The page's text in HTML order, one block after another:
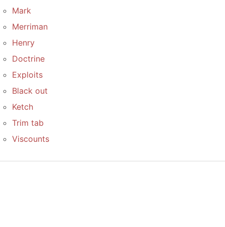
Mark
Merriman
Henry
Doctrine
Exploits
Black out
Ketch
Trim tab
Viscounts